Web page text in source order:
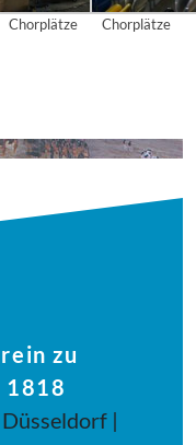
Chorplätze Chorplätze
zu
1818
|